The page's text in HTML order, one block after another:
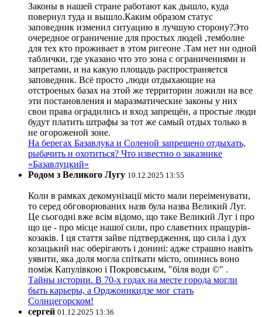
Законы в нашей стране работают как дышло, куда
повернул туда и вышло.Каким образом статус
заповедник изменил ситуацию в лучшую сторону?Это
очередное ограничение для простых людей ,темболие
для тех кто проживает в этом ригеоне .Там нет ни одной
таблички, где указано что это зона с ограничениями и
запретами, и на какую площадь распространяется
заповедник. Всё просто ,люди отдыхающие на
отстроеных базах на этой же территории ложили на все
эти постановления и маразматические законы у них
свои права оградились и вход запрещён, а простые люди
будут платить штрафы за тот же самый отдых только в
не огороженой зоне.
На берегах Базавлука и Соленой запрещено отдыхать,
рыбачить и охотиться? Что известно о заказнике
«Базавлуцкий»
Родом з Великого Лугу 10.12.2025 13:55
Коли в рамках декомунізації місто мали переіменувати,
то серед обговорюваних назв була назва Великий Луг.
Це сьогодні вже всім відомо, що таке Великий Луг і про
що це - про місце нашої сили, про славетних пращурів-
козаків. І ця стаття зайве підтвердження, що сила і дух
козацький нас оберігають і донині: адже страшно навіть
уявити, яка доля могла спіткати місто, опинись воно
поміж Капулівкою і Покровським, "біля води ©" .
Тайны истории. В 70-х годах на месте города могли
быть карьеры, а Орджоникидзе мог стать
Солнцегорском!
сергей 01.12.2025 13:36